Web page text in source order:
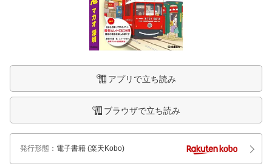
アプリで立ち読み
ブラウザで立ち読み
発行形態 ： 電子書籍 (楽天Kobo)